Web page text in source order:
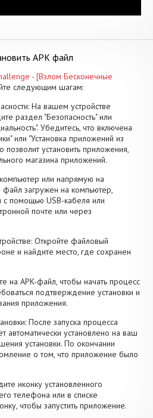
APK файл
- [Взлом Бесконечные
следующим шагам:
На вашем устройстве
раздел "Безопасность" или
Убедитесь, что включена
или "Установка приложений из
позволит установить приложения,
магазина приложений.
или напрямую на
файл загружен на компьютер,
помощью USB-кабеля или
почте или через
Откройте файловый
и найдите место, где сохранен
на APK-файл, чтобы начать процесс
подтверждение установки и
приложения.
После запуска процесса
автоматически установлено на ваш
установки. По окончании
о том, что приложение было
иконку установленного
телефона или в списке
чтобы запустить приложение.